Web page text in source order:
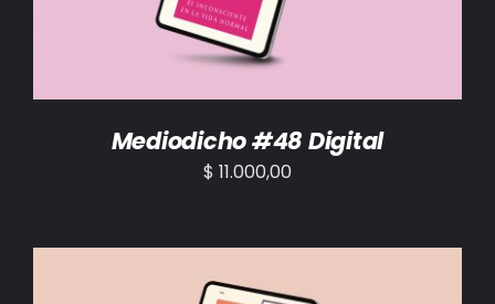
Mediodicho #48 Digital
$ 11.000,00